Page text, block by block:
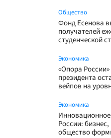
Общество
Фонд Есенова
получателей
студенческой
Экономика
«Опора
президента
вейпов на
Экономика
России:
общество